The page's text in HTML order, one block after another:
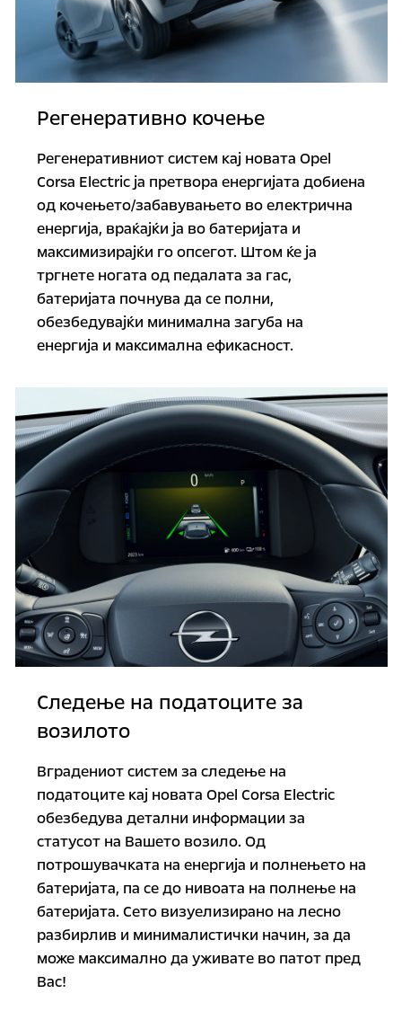
Регенеративно кочење
Регенеративниот систем кај новата Opel
Corsa Electric ја претвора енергијата добиена
од кочењето/забавувањето во електрична
енергија, враќајќи ја во батеријата и
максимизирајќи го опсегот. Штом ќе ја
тргнете ногата од педалата за гас,
батеријата почнува да се полни,
обезбедувајќи минимална загуба на
енергија и максимална ефикасност.
Следење на податоците за
возилото
Вградениот систем за следење на
податоците кај новата Opel Corsa Electric
обезбедува детални информации за
статусот на Вашето возило. Од
потрошувачката на енергија и полнењето на
батеријата, па се до нивоата на полнење на
батеријата. Сето визуелизирано на лесно
разбирлив и минималистички начин, за да
може максимално да уживате во патот пред
Вас!